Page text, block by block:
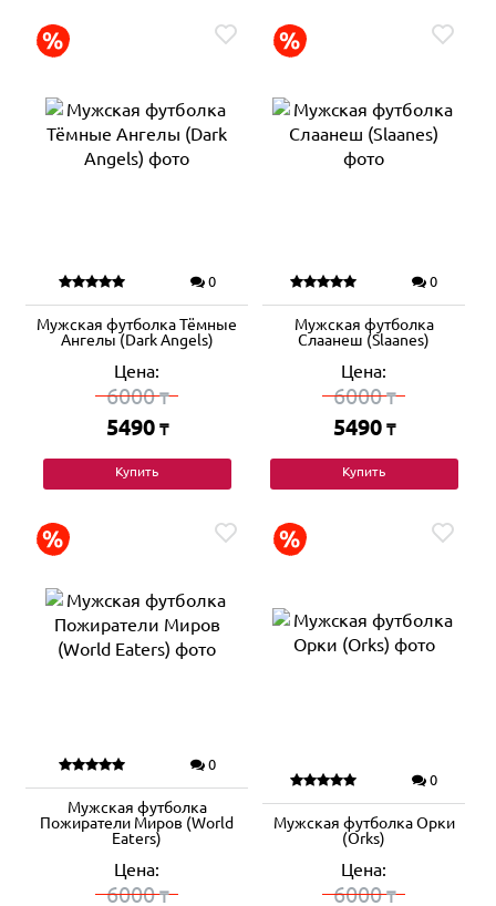
0
Мужская футболка Тёмные
Ангелы (Dark Angels)
Цена:
6000₸
5490 ₸
Купить
0
Мужская футболка
Слаанеш (Slaanes)
Цена:
6000₸
5490 ₸
Купить
0
Мужская футболка
Пожиратели Миров (World
Eaters)
Цена:
6000₸
0
Мужская футболка Орки
(Orks)
Цена:
6000₸